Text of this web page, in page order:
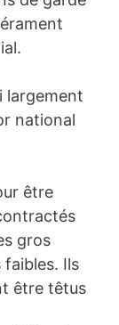
largement
national
être
gros
faibles. Ils
être têtus